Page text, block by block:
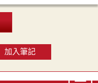
加入筆記